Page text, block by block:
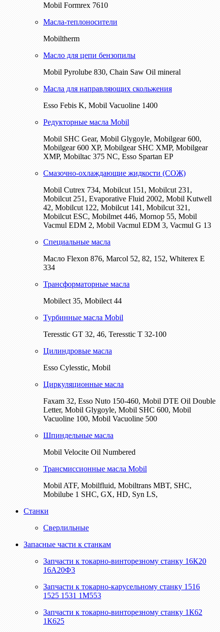
Mobil Formrex 7610
Масла-теплоносители
Mobiltherm
Масло для цепи бензопилы
Mobil Pyrolube 830, Chain Saw Oil mineral
Масла для направляющих скольжения
Esso Febis K, Mobil Vacuoline 1400
Редукторные масла Mobil
Mobil SHC Gear, Mobil Glygoyle, Mobilgear 600,
Mobilgear 600 XP, Mobilgear SHC XMP, Mobilgear
XМP, Mobiltac 375 NC, Esso Spartan EP
Смазочно-охлаждающие жидкости (СОЖ)
Mobil Cutrex 734, Mobilcut 151, Mobilcut 231,
Mobilcut 251, Evaporative Fluid 2002, Mobil Kutwell
42, Mobilcut 122, Mobilcut 141, Mobilcut 321,
Mobilcut ESC, Mobilmet 446, Mornop 55, Mobil
Vacmul EDM 2, Mobil Vacmul EDM 3, Vacmul G 13
Специальные масла
Масло Flexon 876, Marcol 52, 82, 152, Whiterex E
334
Трансформаторные масла
Mobilect 35, Mobilect 44
Турбинные масла Mobil
Teresstic GT 32, 46, Teresstic T 32-100
Цилиндровые масла
Esso Cylesstic, Mobil
Циркуляционные масла
Faxam 32, Esso Nuto 150-460, Mobil DTE Oil Double
Letter, Mobil Glygoyle, Mobil SHC 600, Mobil
Vacuoline 100, Mobil Vacuoline 500
Шпиндельные масла
Mobil Velocite Oil Numbered
Трансмиссионные масла Mobil
Mobil ATF, Mobilfluid, Mobiltrans MBT, SHC,
Mobilube 1 SHC, GX, HD, Syn LS,
Станки
Сверлильные
Запасные части к станкам
Запчасти к токарно-винторезному станку 16К20
16А20Ф3
Запчасти к токарно-карусельному станку 1516
1525 1531 1М553
Запчасти к токарно-винторезному станку 1К62
1К625